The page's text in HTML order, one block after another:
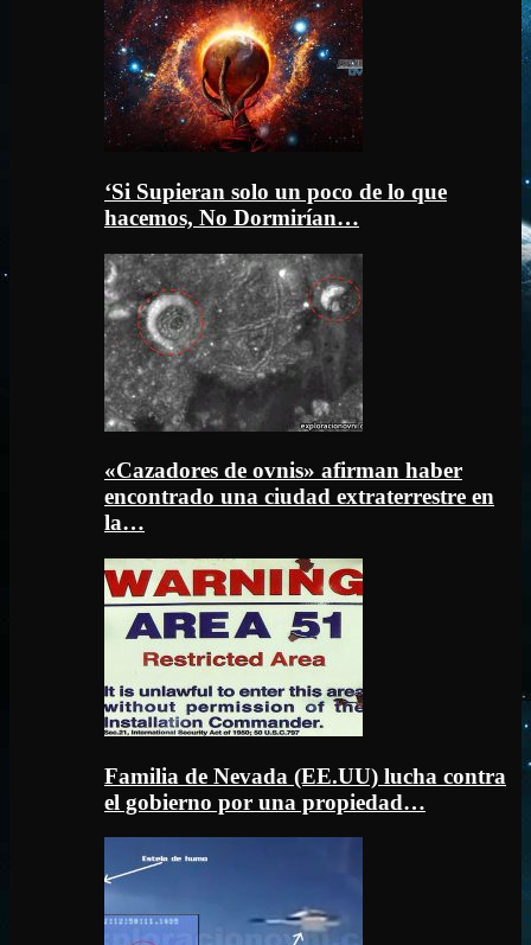
‘Si Supieran solo un poco de lo que
hacemos, No Dormirían…
«Cazadores de ovnis» afirman haber
encontrado una ciudad extraterrestre en
la…
Familia de Nevada (EE.UU) lucha contra
el gobierno por una propiedad…